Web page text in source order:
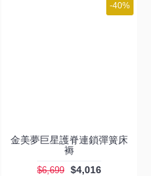
-40%
金美夢巨星護脊連鎖彈簧床
褥
$6,699 $4,016